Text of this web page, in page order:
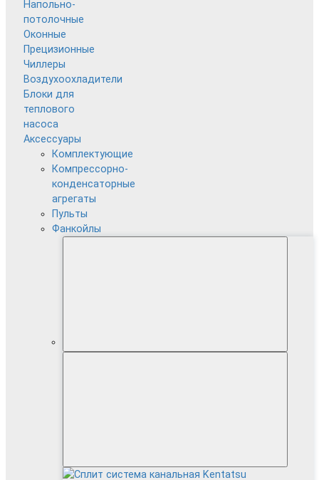
Напольно-
потолочные
Оконные
Прецизионные
Чиллеры
Воздухоохладители
Блоки для
теплового
насоса
Аксессуары
Комплектующие
Компрессорно-
конденсаторные
агрегаты
Пульты
Фанкойлы